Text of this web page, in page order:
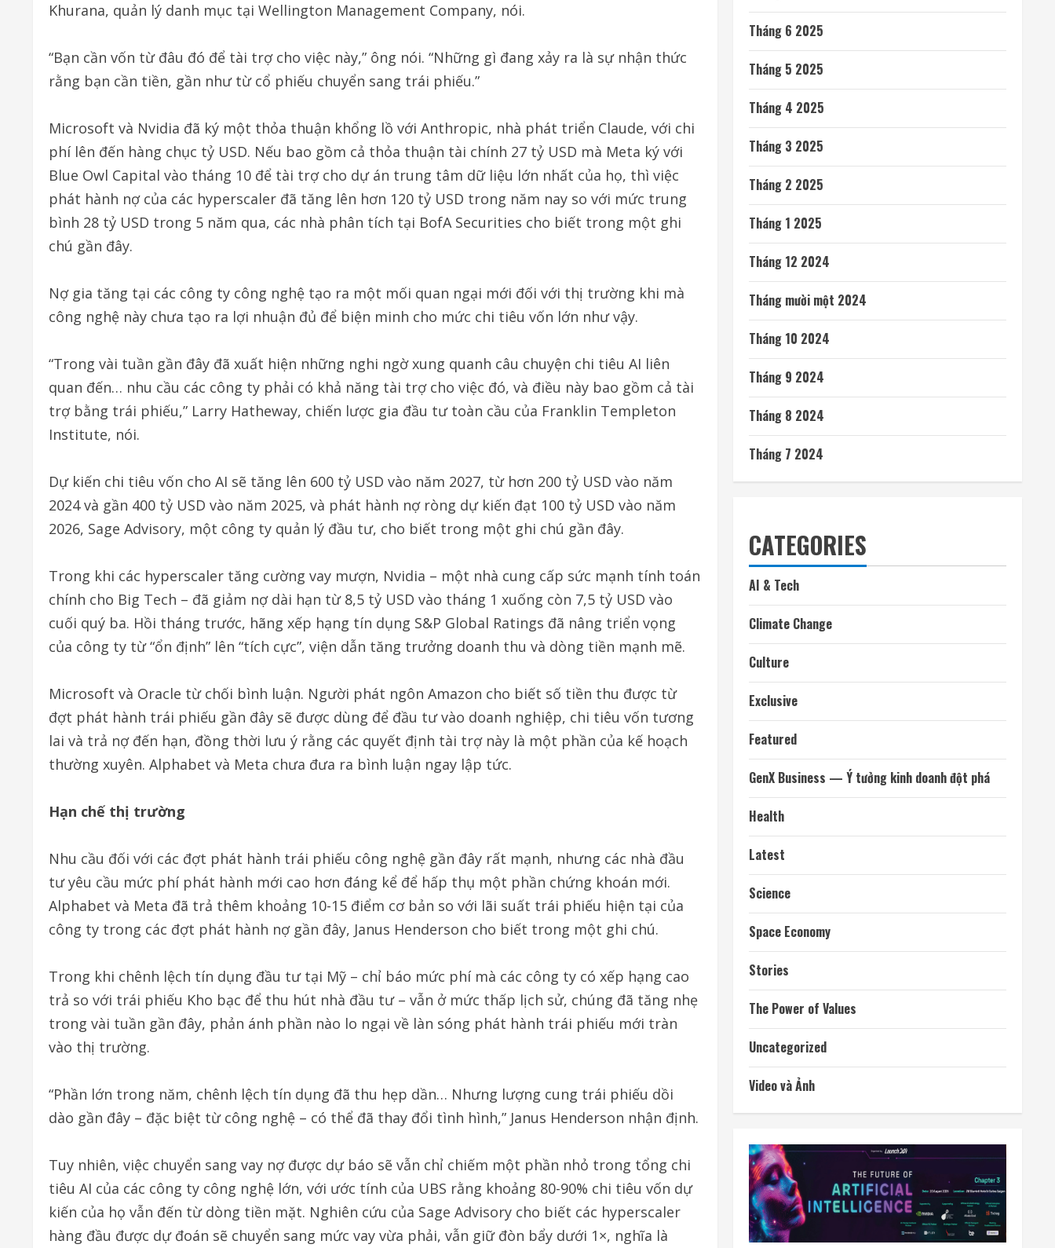
Khurana, quản lý danh mục tại Wellington Management Company, nói.
“Bạn cần vốn từ đâu đó để tài trợ cho việc này,” ông nói. “Những gì đang xảy ra là sự nhận thức
rằng bạn cần tiền, gần như từ cổ phiếu chuyển sang trái phiếu.”
Microsoft và Nvidia đã ký một thỏa thuận khổng lồ với Anthropic, nhà phát triển Claude, với chi
phí lên đến hàng chục tỷ USD. Nếu bao gồm cả thỏa thuận tài chính 27 tỷ USD mà Meta ký với
Blue Owl Capital vào tháng 10 để tài trợ cho dự án trung tâm dữ liệu lớn nhất của họ, thì việc
phát hành nợ của các hyperscaler đã tăng lên hơn 120 tỷ USD trong năm nay so với mức trung
bình 28 tỷ USD trong 5 năm qua, các nhà phân tích tại BofA Securities cho biết trong một ghi
chú gần đây.
Nợ gia tăng tại các công ty công nghệ tạo ra một mối quan ngại mới đối với thị trường khi mà
công nghệ này chưa tạo ra lợi nhuận đủ để biện minh cho mức chi tiêu vốn lớn như vậy.
“Trong vài tuần gần đây đã xuất hiện những nghi ngờ xung quanh câu chuyện chi tiêu AI liên
quan đến… nhu cầu các công ty phải có khả năng tài trợ cho việc đó, và điều này bao gồm cả tài
trợ bằng trái phiếu,” Larry Hatheway, chiến lược gia đầu tư toàn cầu của Franklin Templeton
Institute, nói.
Dự kiến chi tiêu vốn cho AI sẽ tăng lên 600 tỷ USD vào năm 2027, từ hơn 200 tỷ USD vào năm
2024 và gần 400 tỷ USD vào năm 2025, và phát hành nợ ròng dự kiến đạt 100 tỷ USD vào năm
2026, Sage Advisory, một công ty quản lý đầu tư, cho biết trong một ghi chú gần đây.
Trong khi các hyperscaler tăng cường vay mượn, Nvidia – một nhà cung cấp sức mạnh tính toán
chính cho Big Tech – đã giảm nợ dài hạn từ 8,5 tỷ USD vào tháng 1 xuống còn 7,5 tỷ USD vào
cuối quý ba. Hồi tháng trước, hãng xếp hạng tín dụng S&P Global Ratings đã nâng triển vọng
của công ty từ “ổn định” lên “tích cực”, viện dẫn tăng trưởng doanh thu và dòng tiền mạnh mẽ.
Microsoft và Oracle từ chối bình luận. Người phát ngôn Amazon cho biết số tiền thu được từ
đợt phát hành trái phiếu gần đây sẽ được dùng để đầu tư vào doanh nghiệp, chi tiêu vốn tương
lai và trả nợ đến hạn, đồng thời lưu ý rằng các quyết định tài trợ này là một phần của kế hoạch
thường xuyên. Alphabet và Meta chưa đưa ra bình luận ngay lập tức.
Hạn chế thị trường
Nhu cầu đối với các đợt phát hành trái phiếu công nghệ gần đây rất mạnh, nhưng các nhà đầu
tư yêu cầu mức phí phát hành mới cao hơn đáng kể để hấp thụ một phần chứng khoán mới.
Alphabet và Meta đã trả thêm khoảng 10-15 điểm cơ bản so với lãi suất trái phiếu hiện tại của
công ty trong các đợt phát hành nợ gần đây, Janus Henderson cho biết trong một ghi chú.
Trong khi chênh lệch tín dụng đầu tư tại Mỹ – chỉ báo mức phí mà các công ty có xếp hạng cao
trả so với trái phiếu Kho bạc để thu hút nhà đầu tư – vẫn ở mức thấp lịch sử, chúng đã tăng nhẹ
trong vài tuần gần đây, phản ánh phần nào lo ngại về làn sóng phát hành trái phiếu mới tràn
vào thị trường.
“Phần lớn trong năm, chênh lệch tín dụng đã thu hẹp dần… Nhưng lượng cung trái phiếu dồi
dào gần đây – đặc biệt từ công nghệ – có thể đã thay đổi tình hình,” Janus Henderson nhận định.
Tuy nhiên, việc chuyển sang vay nợ được dự báo sẽ vẫn chỉ chiếm một phần nhỏ trong tổng chi
tiêu AI của các công ty công nghệ lớn, với ước tính của UBS rằng khoảng 80-90% chi tiêu vốn dự
kiến của họ vẫn đến từ dòng tiền mặt. Nghiên cứu của Sage Advisory cho biết các hyperscaler
hàng đầu được dự đoán sẽ chuyển sang mức vay vừa phải, vẫn giữ đòn bẩy dưới 1×, nghĩa là
Tháng 8 2025
Tháng 6 2025
Tháng 5 2025
Tháng 4 2025
Tháng 3 2025
Tháng 2 2025
Tháng 1 2025
Tháng 12 2024
Tháng mười một 2024
Tháng 10 2024
Tháng 9 2024
Tháng 8 2024
Tháng 7 2024
CATEGORIES
AI & Tech
Climate Change
Culture
Exclusive